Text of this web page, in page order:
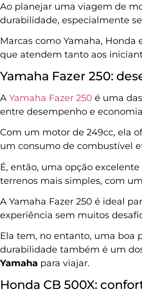
Ao planejar uma viagem de
durabilidade, especialmente
Marcas como Yamaha,
que atendem tanto aos
Yamaha Fazer 250:
A Yamaha Fazer 250 é uma
entre desempenho e
Com um motor de 249cc, ela
um consumo de combustível
É, então, uma opção
terrenos mais simples, com
A Yamaha Fazer 250 é ideal
experiência sem muitos
Ela tem, no entanto, uma boa
durabilidade também é um
Yamaha para viajar.
Honda CB 500X: